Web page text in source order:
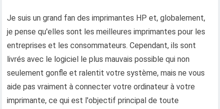
Je suis un grand fan des imprimantes HP et, globalement,
je pense qu'elles sont les meilleures imprimantes pour les
entreprises et les consommateurs. Cependant, ils sont
livrés avec le logiciel le plus mauvais possible qui non
seulement gonfle et ralentit votre système, mais ne vous
aide pas vraiment à connecter votre ordinateur à votre
imprimante, ce qui est l'objectif principal de toute